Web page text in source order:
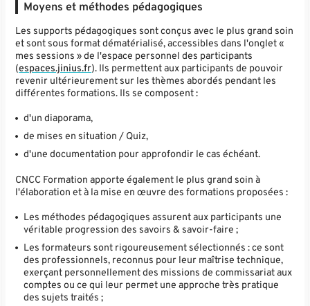
Moyens et méthodes pédagogiques
Les supports pédagogiques sont conçus avec le plus grand soin
et sont sous format dématérialisé, accessibles dans l'onglet «
mes sessions » de l'espace personnel des participants
(espaces.jinius.fr). Ils permettent aux participants de pouvoir
revenir ultérieurement sur les thèmes abordés pendant les
différentes formations. Ils se composent :
d'un diaporama,
de mises en situation / Quiz,
d'une documentation pour approfondir le cas échéant.
CNCC Formation apporte également le plus grand soin à
l'élaboration et à la mise en œuvre des formations proposées :
Les méthodes pédagogiques assurent aux participants une
véritable progression des savoirs & savoir-faire ;
Les formateurs sont rigoureusement sélectionnés : ce sont
des professionnels, reconnus pour leur maîtrise technique,
exerçant personnellement des missions de commissariat aux
comptes ou ce qui leur permet une approche très pratique
des sujets traités ;